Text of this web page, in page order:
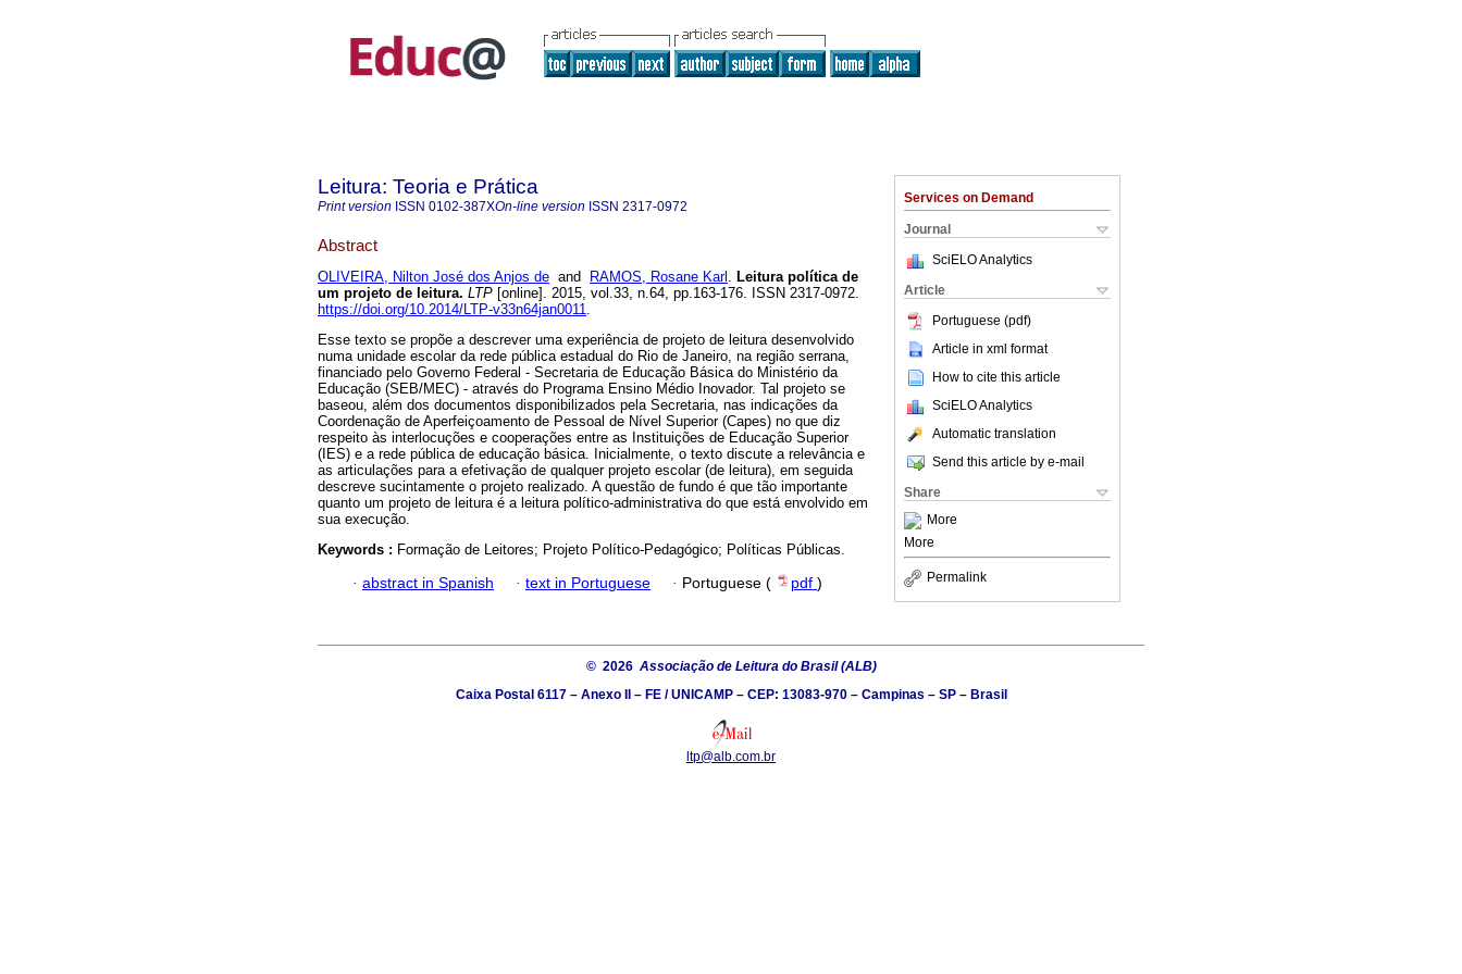
Services on Demand
Journal
SciELO Analytics
Article
Portuguese (pdf)
Article in xml format
How to cite this article
SciELO Analytics
Automatic translation
Send this article by e-mail
Share
More
More
Permalink
Leitura: Teoria e Prática
Print version ISSN 0102-387XOn-line version ISSN 2317-0972
Abstract
OLIVEIRA, Nilton José dos Anjos de and RAMOS, Rosane Karl . Leitura política de
um projeto de leitura. LTP [online]. 2015, vol.33, n.64, pp.163-176. ISSN 2317-0972.
https://doi.org/10.2014/LTP-v33n64jan0011.
Esse texto se propõe a descrever uma experiência de projeto de leitura desenvolvido
numa unidade escolar da rede pública estadual do Rio de Janeiro, na região serrana,
financiado pelo Governo Federal - Secretaria de Educação Básica do Ministério da
Educação (SEB/MEC) - através do Programa Ensino Médio Inovador. Tal projeto se
baseou, além dos documentos disponibilizados pela Secretaria, nas indicações da
Coordenação de Aperfeiçoamento de Pessoal de Nível Superior (Capes) no que diz
respeito às interlocuções e cooperações entre as Instituições de Educação Superior
(IES) e a rede pública de educação básica. Inicialmente, o texto discute a relevância e
as articulações para a efetivação de qualquer projeto escolar (de leitura), em seguida
descreve sucintamente o projeto realizado. A questão de fundo é que tão importante
quanto um projeto de leitura é a leitura político-administrativa do que está envolvido em
sua execução.
Keywords : Formação de Leitores; Projeto Político-Pedagógico; Políticas Públicas.
· abstract in Spanish · text in Portuguese · Portuguese ( pdf )
© 2026 Associação de Leitura do Brasil (ALB)
Caixa Postal 6117 – Anexo II – FE / UNICAMP – CEP: 13083-970 – Campinas – SP – Brasil
ltp@alb.com.br